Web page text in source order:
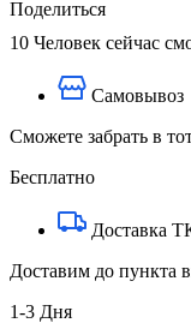
Поделиться
10 Человек сейчас
Самовывоз
Сможете забрать в
Бесплатно
Доставка
Доставим до пункта
1-3 Дня